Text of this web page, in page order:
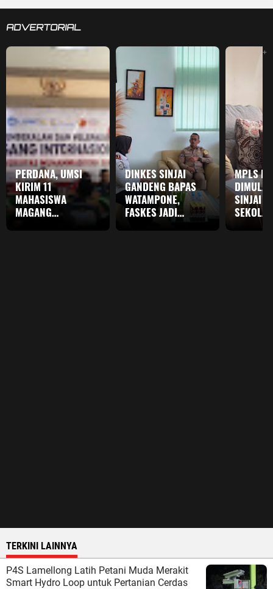
ADVERTORIAL
+
PERDANA, UMSI
KIRIM 11
MAHASISWA
MAGANG
DINKES SINJAI
GANDENG BAPAS
WATAMPONE,
FASKES JADI
LOKASI PIDANA
MPLS
SINJAI
TERKINI LAINNYA
P4S Lamellong Latih Petani Muda Merakit
Smart Hydro Loop untuk Pertanian Cerdas